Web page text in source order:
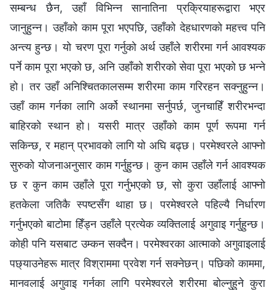
सम्बन्ध छैन, उहाँ विभिन्न सानातिना प्रक्रियाहरूद्वारा भएर
जानुहुन्न। उहाँको काम पूरा भएपछि, उहाँको देहधारणको महत्त्व पनि
अन्त्य हुन्छ। यो चरण पूरा गर्नुको अर्थ उहाँले शरीरमा गर्न आवश्यक
पर्ने काम पूरा भएको छ, अनि उहाँको शरीरको सेवा पूरा भएको छ भन्‍ने
हो। तर उहाँ अनिश्चितकालसम्म शरीरमा काम गरिरहन सक्नुहुन्न।
उहाँ काम गर्नका लागि अर्को स्थानमा सर्नुपर्छ, जुनचाहिँ शरीरभन्दा
बाहिरको स्थान हो। यसरी मात्र उहाँको काम पूर्ण रूपमा गर्न
सकिन्छ, र महान् प्रभावको लागि यो अघि बढ्छ। परमेश्‍वरले आफ्नो
सुरुको योजनाअनुसार काम गर्नुहुन्छ। कुन काम उहाँले गर्न आवश्यक
छ र कुन काम उहाँले पूरा गर्नुभएको छ, सो कुरा उहाँलाई आफ्नो
हतकेला जतिकै स्पष्टसँग थाहा छ। परमेश्‍वरले पहिल्यै निर्धारण
गर्नुभएको बाटोमा हिँड्न उहाँले प्रत्येक व्यक्तिलाई अगुवाइ गर्नुहुन्छ।
कोही पनि यसबाट उम्कन सक्दैन। परमेश्‍वरका आत्माको अगुवाइलाई
पछ्याउनेहरू मात्र विश्राममा प्रवेश गर्न सक्नेछन्। पछिको काममा,
मानवलाई अगुवाइ गर्नका लागि परमेश्‍वरले शरीरमा बोल्नुहुने कुरा